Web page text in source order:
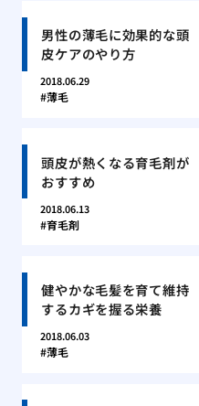
男性の薄毛に効果的な頭
皮ケアのやり方
2018.06.29
薄毛
頭皮が熱くなる育毛剤が
おすすめ
2018.06.13
育毛剤
健やかな毛髪を育て維持
するカギを握る栄養
2018.06.03
薄毛